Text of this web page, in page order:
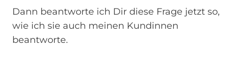
Dann beantworte ich Dir diese Frage jetzt so,
wie ich sie auch meinen Kundinnen
beantworte.